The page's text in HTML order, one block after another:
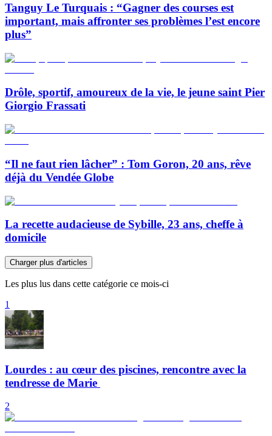
Tanguy Le Turquais : “Gagner des courses est
important, mais affronter ses problèmes l’est encore
plus”
Drôle, sportif, amoureux de la vie, le jeune saint Pier
Giorgio Frassati
“Il ne faut rien lâcher” : Tom Goron, 20 ans, rêve
déjà du Vendée Globe
La recette audacieuse de Sybille, 23 ans, cheffe à
domicile
Charger plus d'articles
Les plus lus dans cette catégorie ce mois-ci
1
Lourdes : au cœur des piscines, rencontre avec la
tendresse de Marie
2